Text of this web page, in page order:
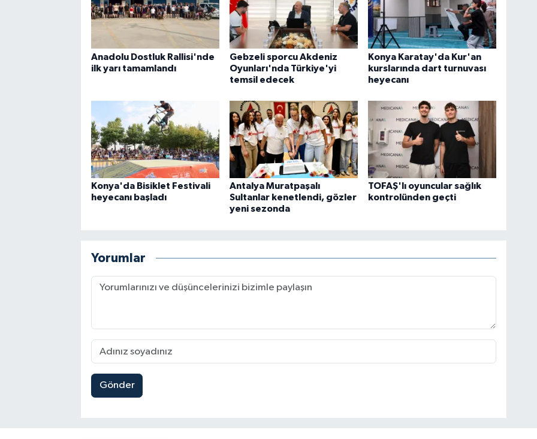
Anadolu Dostluk Rallisi'nde
ilk yarı tamamlandı
Gebzeli sporcu Akdeniz
Oyunları'nda Türkiye'yi
temsil edecek
Konya Karatay'da Kur'an
kurslarında dart turnuvası
heyecanı
Konya'da Bisiklet Festivali
heyecanı başladı
Antalya Muratpaşalı
Sultanlar kenetlendi, gözler
yeni sezonda
TOFAŞ'lı oyuncular sağlık
kontrolünden geçti
Yorumlar
Gönder